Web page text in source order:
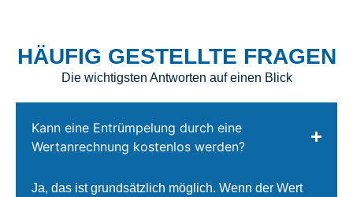
HÄUFIG GESTELLTE FRAGEN
Die wichtigsten Antworten auf einen Blick
Kann eine Entrümpelung durch eine
Wertanrechnung kostenlos werden?
Ja, das ist grundsätzlich möglich. Wenn der Wert